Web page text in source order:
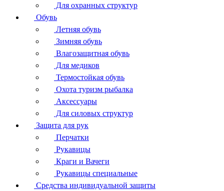
Для охранных структур
Обувь
Летняя обувь
Зимняя обувь
Влагозащитная обувь
Для медиков
Термостойкая обувь
Охота туризм рыбалка
Аксессуары
Для силовых структур
Защита для рук
Перчатки
Рукавицы
Краги и Вачеги
Рукавицы специальные
Средства индивидуальной защиты